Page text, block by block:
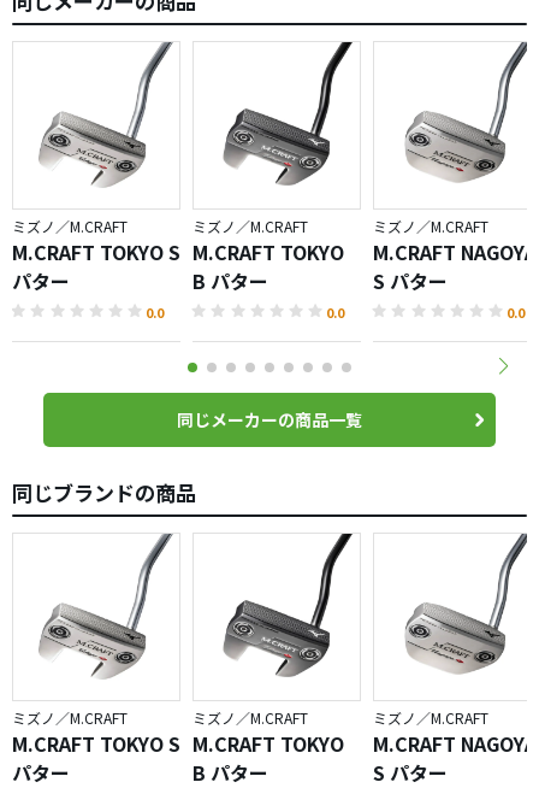
ミズノ／M.CRAFT
M.CRAFT TOKYO S
パター
0.0
ミズノ／M.CRAFT
M.CRAFT TOKYO
B パター
0.0
ミズノ／M.CRAFT
M.CRAFT NAGOYA
S パター
0.0
同じメーカーの商品一覧
同じブランドの商品
ミズノ／M.CRAFT
M.CRAFT TOKYO S
パター
ミズノ／M.CRAFT
M.CRAFT TOKYO
B パター
ミズノ／M.CRAFT
M.CRAFT NAGOYA
S パター